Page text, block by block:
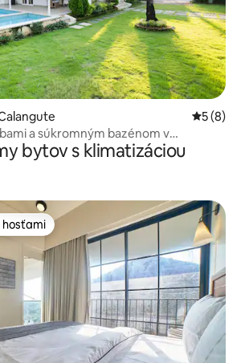
5 (8)
a súkromným bazénom v
bytov s klimatizáciou
hosťami
hosťami